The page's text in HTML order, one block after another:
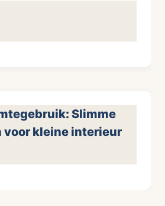
Slimme
voor kleine interieur